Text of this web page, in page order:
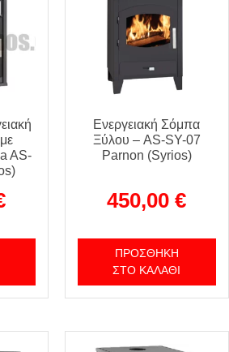
AS-
Ενεργειακή Σόμπα
Ξύλου – AS-SY-07
Parnon (Syrios)
450,00€
ΠΡΟΣΘΉΚΗ
ΣΤΟ ΚΑΛΆΘΙ